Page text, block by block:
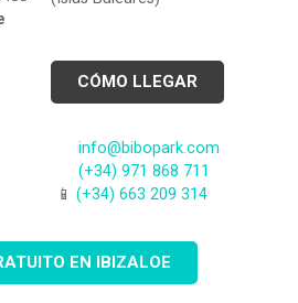
CÓMO LLEGAR
info@bibopark.com
(+34) 971 868 711
📱 (+34) 663 209 314
EN IBIZALOE